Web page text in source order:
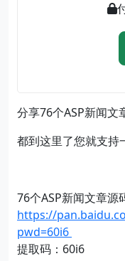
分享76个ASP新闻文
都到这里了您就支持
76个ASP新闻文章源
https://
pwd=60i6
提取码：60i6